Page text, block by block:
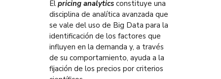
El pricing analytics constituye una
disciplina de analítica avanzada que
se vale del uso de Big Data para la
identificación de los factores que
influyen en la demanda y, a través
de su comportamiento, ayuda a la
fijación de los precios por criterios